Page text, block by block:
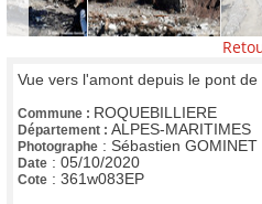
Vue vers l'amont depuis le pont de
Commune : ROQUEBILLIERE
Département : ALPES-MARITIMES
Photographe : Sébastien
Date : 05/10/2020
Cote : 361w083EP